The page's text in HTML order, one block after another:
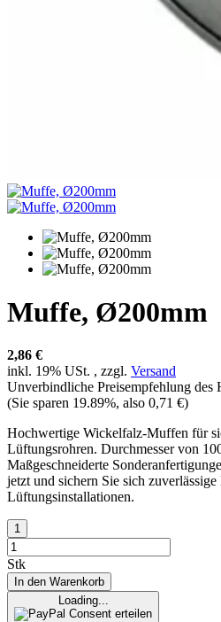
Muffe, Ø200mm
2,86 €
inkl. 19% USt. , zzgl. Versand
Unverbindliche Preisempfehlung des
(Sie sparen 19.89%, also 0,71 €)
Hochwertige Wickelfalz-Muffen für
Lüftungsrohren. Durchmesser von
Maßgeschneiderte
jetzt und sichern Sie sich
Lüftungsinstallationen.
Stk
In den Warenkorb
Loading...
Consent erteilen